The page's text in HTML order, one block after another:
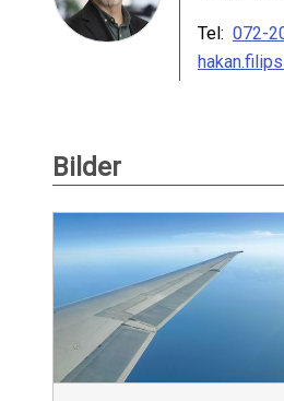
Tel: 072-
Bilder